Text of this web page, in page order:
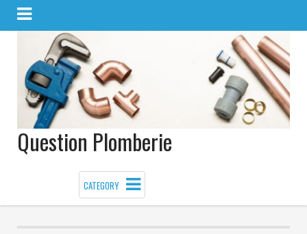
Question Plomberie
CATEGORY